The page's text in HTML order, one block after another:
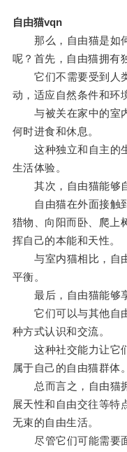
自由猫vqn
那么，自由猫是如何
呢？首先，自由猫拥有
它们不需要受到人类
动，适应自然条件和环
与被关在家中的室内
何时进食和休息。
这种独立和自主的生
生活体验。
其次，自由猫能够自
自由猫在外面接触到
猎物、向阳而卧、爬上
挥自己的本能和天性。
与室内猫相比，自由
平衡。
最后，自由猫能够享
它们可以与其他自由
种方式认识和交流。
这种社交能力让它们
属于自己的自由猫群体。
总而言之，自由猫拥
展天性和自由交往等特
无束的自由生活。
尽管它们可能需要面